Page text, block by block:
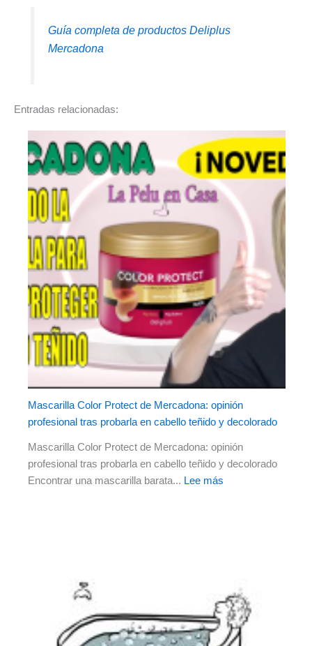
Guía completa de productos Deliplus
Mercadona
Entradas relacionadas:
Mascarilla Color Protect de Mercadona: opinión
profesional tras probarla en cabello teñido y decolorado
Mascarilla Color Protect de Mercadona: opinión
profesional tras probarla en cabello teñido y decolorado
Encontrar una mascarilla barata... Lee más